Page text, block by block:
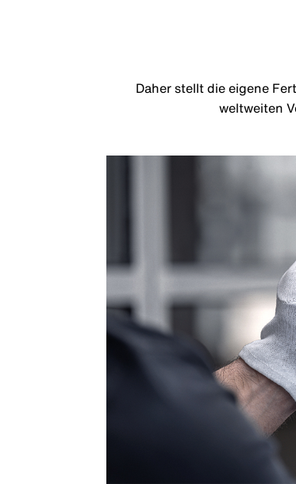
Daher stellt die eigene
weltweiten